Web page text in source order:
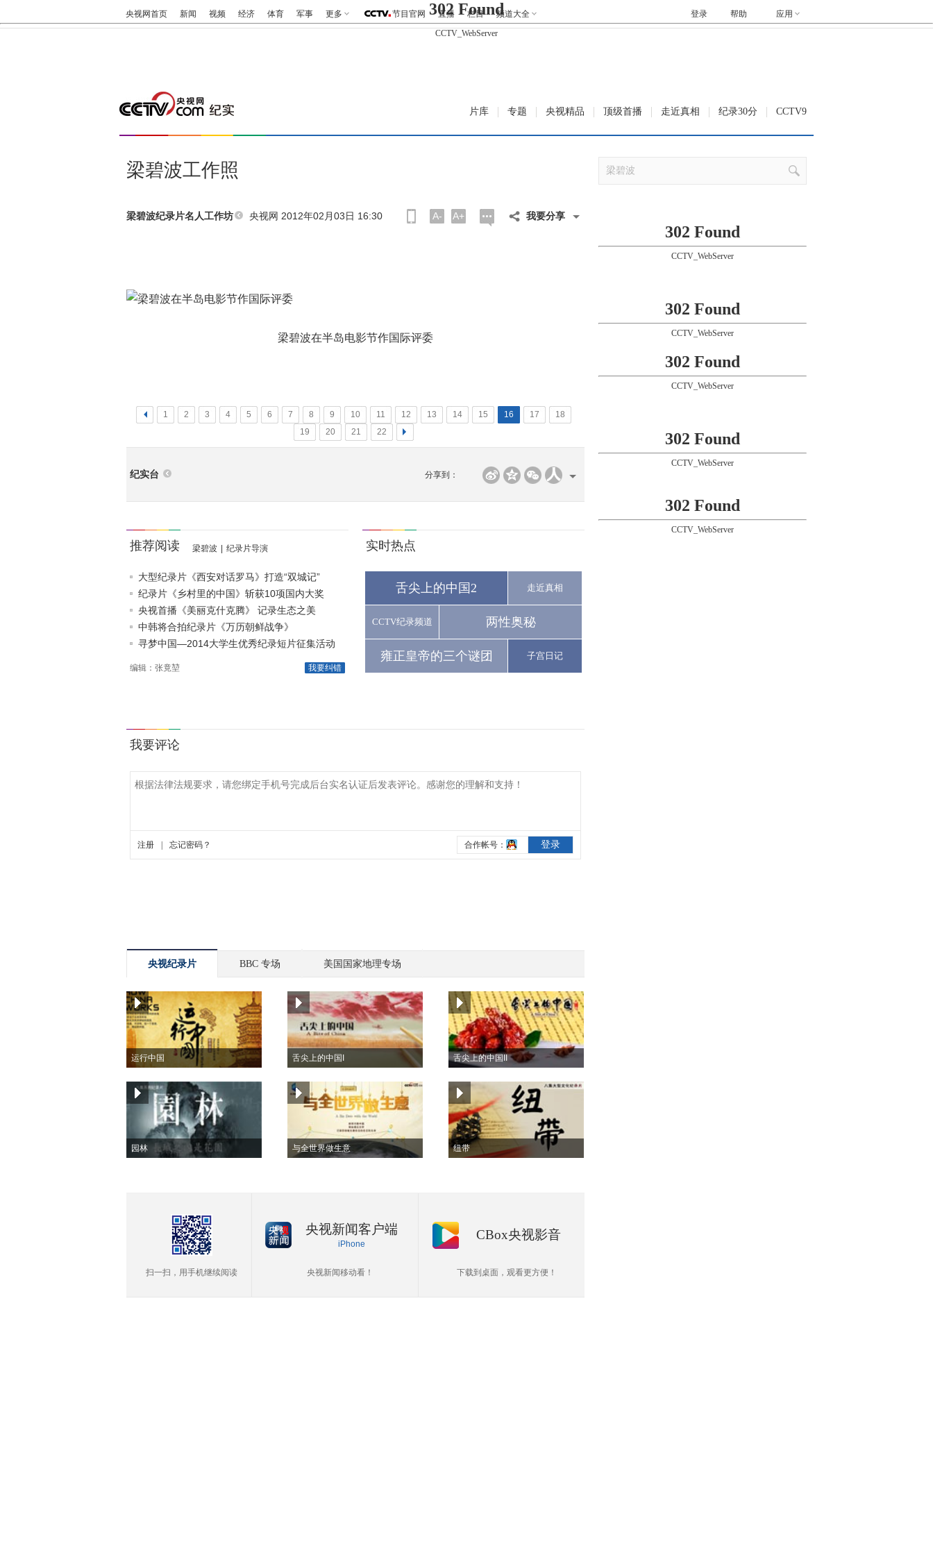
302 Found
CCTV_WebServer
央视网首页 新闻 视频 经济 体育 军事 更多 节目官网 直播 栏目 频道大全 帮助 应用
登录
片库 专题 央视精品 顶级首播 走近真相 纪录30分 CCTV9
梁碧波工作照
梁碧波纪录片名人工作坊 央视网 2012年02月03日 16:30 A- A+ 我要分享
梁碧波在半岛电影节作国际评委
< 1 2 3 4 5 6 7 8 9 10 11 12 13 14 15 16 17
18
19
20 21 22 >
纪实台 分享到：
推荐阅读 梁碧波 纪录片导演
大型纪录片《西安对话罗马》打造“双城记”
纪录片《乡村里的中国》斩获10项国内大奖
央视首播《美丽克什克腾》 记录生态之美
中韩将合拍纪录片《万历朝鲜战争》
寻梦中国—2014大学生优秀纪录短片征集活动
我要纠错
编辑：张竟堃
实时热点
舌尖上的中国2 走近真相
CCTV纪录频道 两性奥秘
雍正皇帝的三个谜团 子宫日记
央视纪录片 BBC 专场 美国国家地理专场
运行中国 舌尖上的中国I 舌尖上的中国II
园林 与全世界做生意 纽带
扫一扫，用手机继续阅读
央视新闻客户端
iPhone
央视新闻移动看！
CBox央视影音
下载到桌面，观看更方便！
302 Found
CCTV_WebServer
302 Found
CCTV_WebServer
302 Found
CCTV_WebServer
302 Found
CCTV_WebServer
302 Found
CCTV_WebServer